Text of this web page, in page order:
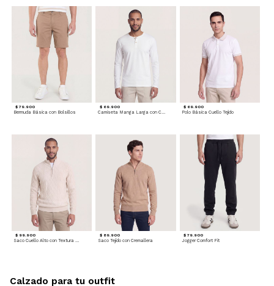
$ 79.900
Bermuda Básica con Bolsillos
$ 69.900
Camiseta Manga Larga con Cuello Henley
$ 69.900
Polo Básica Cuello Tejido
$ 99.900 $ 89.900
Saco Tejido con Cremallera
$ 79.900
Jogger Comfort Fit
Calzado para tu outfit